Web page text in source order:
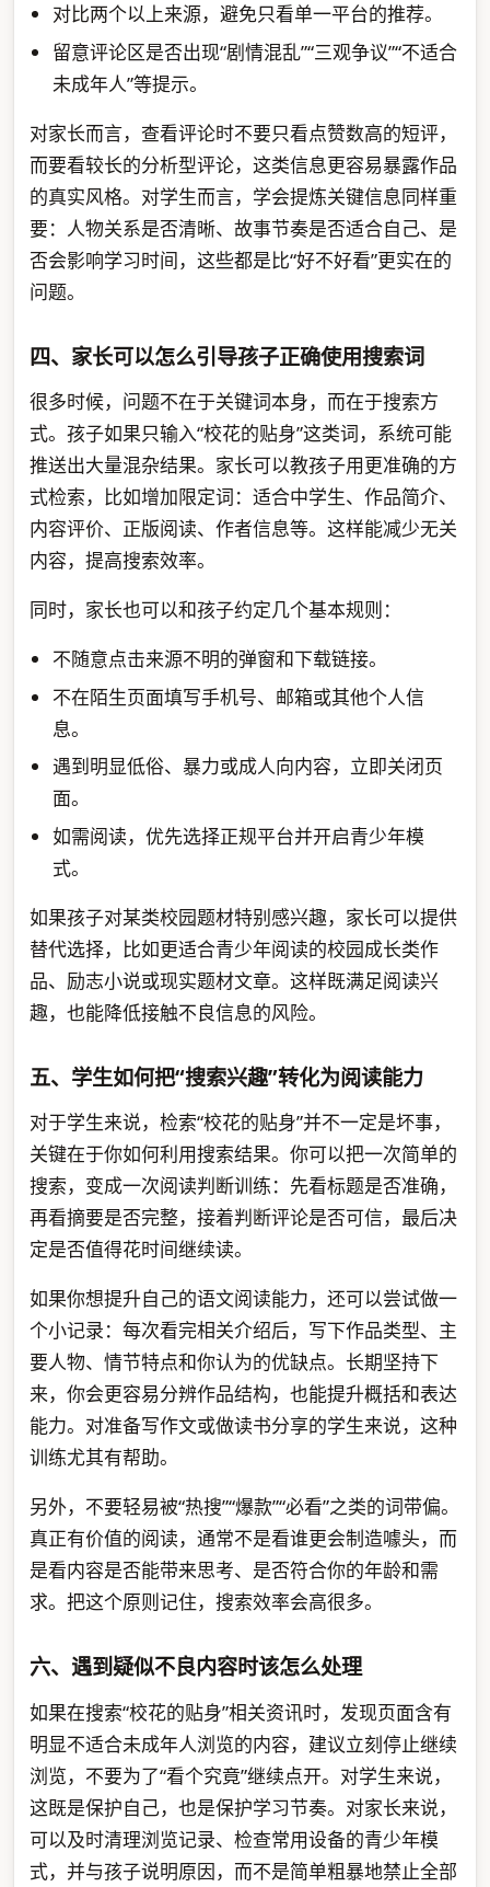
对比两个以上来源，避免只看单一平台的推荐。
留意评论区是否出现“剧情混乱”“三观争议”“不适合
未成年人”等提示。
对家长而言，查看评论时不要只看点赞数高的短评，
而要看较长的分析型评论，这类信息更容易暴露作品
的真实风格。对学生而言，学会提炼关键信息同样重
要：人物关系是否清晰、故事节奏是否适合自己、是
否会影响学习时间，这些都是比“好不好看”更实在的
问题。
四、家长可以怎么引导孩子正确使用搜索词
很多时候，问题不在于关键词本身，而在于搜索方
式。孩子如果只输入“校花的贴身”这类词，系统可能
推送出大量混杂结果。家长可以教孩子用更准确的方
式检索，比如增加限定词：适合中学生、作品简介、
内容评价、正版阅读、作者信息等。这样能减少无关
内容，提高搜索效率。
同时，家长也可以和孩子约定几个基本规则：
不随意点击来源不明的弹窗和下载链接。
不在陌生页面填写手机号、邮箱或其他个人信
息。
遇到明显低俗、暴力或成人向内容，立即关闭页
面。
如需阅读，优先选择正规平台并开启青少年模
式。
如果孩子对某类校园题材特别感兴趣，家长可以提供
替代选择，比如更适合青少年阅读的校园成长类作
品、励志小说或现实题材文章。这样既满足阅读兴
趣，也能降低接触不良信息的风险。
五、学生如何把“搜索兴趣”转化为阅读能力
对于学生来说，检索“校花的贴身”并不一定是坏事，
关键在于你如何利用搜索结果。你可以把一次简单的
搜索，变成一次阅读判断训练：先看标题是否准确，
再看摘要是否完整，接着判断评论是否可信，最后决
定是否值得花时间继续读。
如果你想提升自己的语文阅读能力，还可以尝试做一
个小记录：每次看完相关介绍后，写下作品类型、主
要人物、情节特点和你认为的优缺点。长期坚持下
来，你会更容易分辨作品结构，也能提升概括和表达
能力。对准备写作文或做读书分享的学生来说，这种
训练尤其有帮助。
另外，不要轻易被“热搜”“爆款”“必看”之类的词带偏。
真正有价值的阅读，通常不是看谁更会制造噱头，而
是看内容是否能带来思考、是否符合你的年龄和需
求。把这个原则记住，搜索效率会高很多。
六、遇到疑似不良内容时该怎么处理
如果在搜索“校花的贴身”相关资讯时，发现页面含有
明显不适合未成年人浏览的内容，建议立刻停止继续
浏览，不要为了“看个究竟”继续点开。对学生来说，
这既是保护自己，也是保护学习节奏。对家长来说，
可以及时清理浏览记录、检查常用设备的青少年模
式，并与孩子说明原因，而不是简单粗暴地禁止全部